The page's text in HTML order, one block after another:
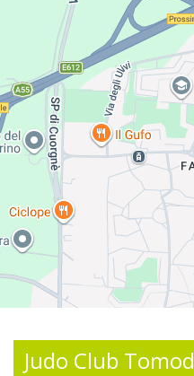
Judo Club